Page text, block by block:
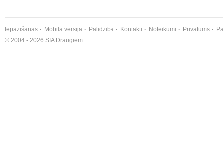
Iepazīšanās Mobilā versija Palīdzība Kontakti Noteikumi Privātums
© 2004 - 2026 SIA Draugiem